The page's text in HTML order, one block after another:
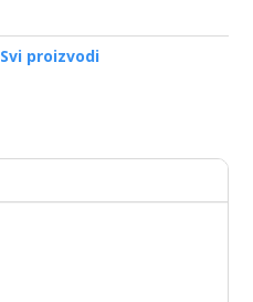
Svi proizvodi